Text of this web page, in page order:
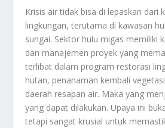
Krisis air tidak bisa di lepaskan dari
lingkungan, terutama di kawasan
sungai. Sektor hulu migas memiliki
dan manajemen proyek yang
terlibat dalam program restorasi
hutan, penanaman kembali
daerah resapan air. Maka yang
yang dapat dilakukan. Upaya ini
tetapi sangat krusial untuk